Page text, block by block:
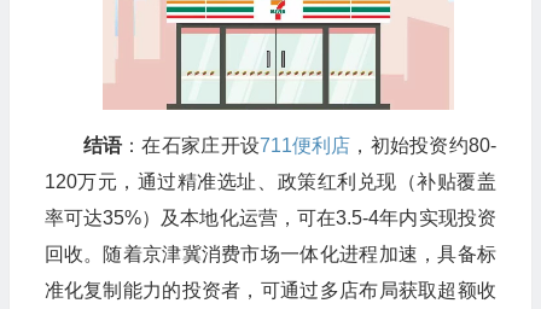
结语：在石家庄开设711便利店 ，初始投资约80-
120万元，通过精准选址、政策红利兑现（补贴覆盖
率可达35%）及本地化运营，可在3.5-4年内实现投资
回收。随着京津冀消费市场一体化进程加速，具备标
准化复制能力的投资者，可通过多店布局获取超额收